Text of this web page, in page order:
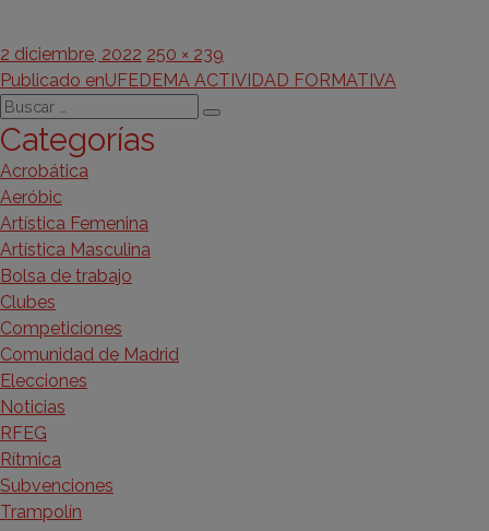
Publicado
el
2 diciembre, 2022 Tamaño
completo
250 × 239
Navegación
de
entradas
Publicado enUFEDEMA ACTIVIDAD FORMATIVA
Buscar
por:
Buscar
Categorías
Acrobática
Aeróbic
Artística Femenina
Artística Masculina
Bolsa de trabajo
Clubes
Competiciones
Comunidad de Madrid
Elecciones
Noticias
RFEG
Rítmica
Subvenciones
Trampolín